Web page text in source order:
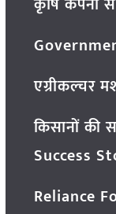
एग्रीकल्चर
किसानों की
Success
Reliance